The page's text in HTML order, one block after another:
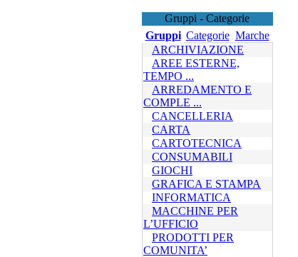
Gruppi - Categorie
Gruppi Categorie Marche
ARCHIVIAZIONE
AREE ESTERNE,
TEMPO ...
ARREDAMENTO E
COMPLE ...
CANCELLERIA
CARTA
CARTOTECNICA
CONSUMABILI
GIOCHI
GRAFICA E STAMPA
INFORMATICA
MACCHINE PER
L’UFFICIO
PRODOTTI PER
COMUNITA’